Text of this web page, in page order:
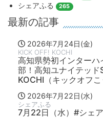
シェアふる 265
最新の記事
2026年7月24日(金)
KICK OFF! KOCHI
高知県勢初インター
部！高知ユナイテッ
KOCHI（キックオフ
2026年7月22日(水)
シェアふる
7月22日（水）#シェ